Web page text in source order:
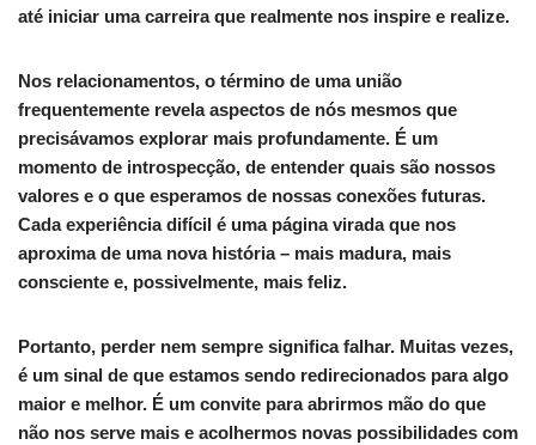
até iniciar uma carreira que realmente nos inspire e realize.
Nos relacionamentos, o término de uma união
frequentemente revela aspectos de nós mesmos que
precisávamos explorar mais profundamente. É um
momento de introspecção, de entender quais são nossos
valores e o que esperamos de nossas conexões futuras.
Cada experiência difícil é uma página virada que nos
aproxima de uma nova história – mais madura, mais
consciente e, possivelmente, mais feliz.
Portanto, perder nem sempre significa falhar. Muitas vezes,
é um sinal de que estamos sendo redirecionados para algo
maior e melhor. É um convite para abrirmos mão do que
não nos serve mais e acolhermos novas possibilidades com